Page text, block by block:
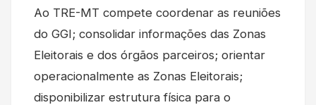
Ao TRE-MT compete coordenar as reuniões
do GGI; consolidar informações das Zonas
Eleitorais e dos órgãos parceiros; orientar
operacionalmente as Zonas Eleitorais;
disponibilizar estrutura física para o